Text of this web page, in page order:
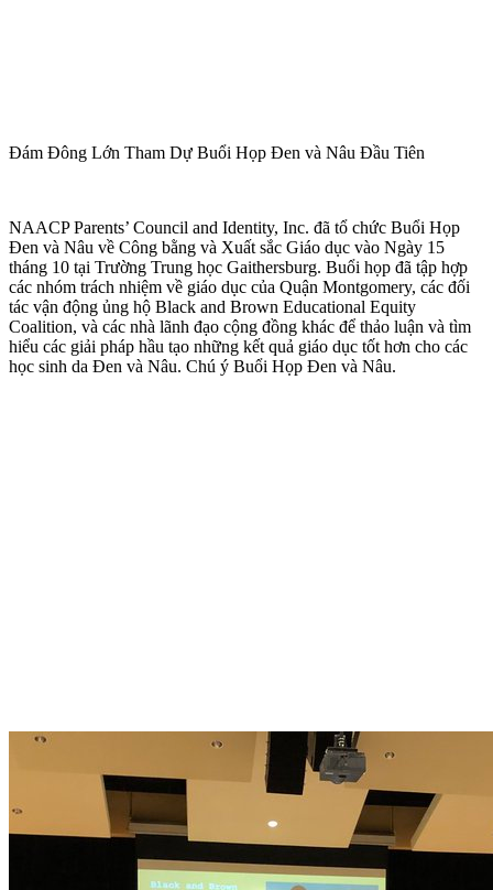
Đám Đông Lớn Tham Dự Buổi Họp Đen và Nâu Đầu Tiên
NAACP Parents’ Council and Identity, Inc. đã tổ chức Buổi Họp
Đen và Nâu về Công bằng và Xuất sắc Giáo dục vào Ngày 15
tháng 10 tại Trường Trung học Gaithersburg. Buổi họp đã tập hợp
các nhóm trách nhiệm về giáo dục của Quận Montgomery, các đối
tác vận động ủng hộ Black and Brown Educational Equity
Coalition, và các nhà lãnh đạo cộng đồng khác để thảo luận và tìm
hiểu các giải pháp hầu tạo những kết quả giáo dục tốt hơn cho các
học sinh da Đen và Nâu. Chú ý Buổi Họp Đen và Nâu.